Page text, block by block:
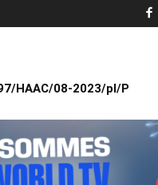
HAAC/08-2023/pl/P